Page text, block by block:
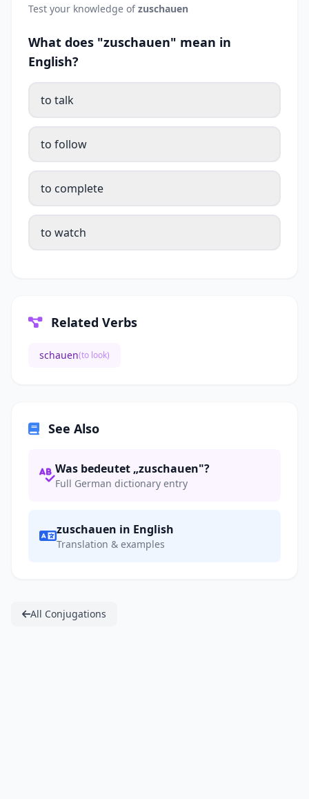
Test your knowledge ofzuschauen
What does "zuschauen" mean in
English?
to talk
to follow
to complete
to watch
Related Verbs
schauen(to look)
See Also
Was bedeutet „zuschauen"?
Full German dictionary entry
zuschauen in English
Translation & examples
All Conjugations